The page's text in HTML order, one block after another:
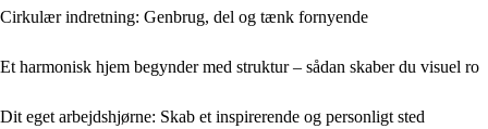
Cirkulær indretning: Genbrug, del og tænk fornyende
Et harmonisk hjem begynder med struktur – sådan skaber du visuel ro
Dit eget arbejdshjørne: Skab et inspirerende og personligt sted